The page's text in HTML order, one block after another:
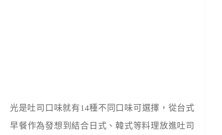
光是吐司口味就有14種不同口味可選擇，從台式
早餐作為發想到結合日式、韓式等料理放進吐司